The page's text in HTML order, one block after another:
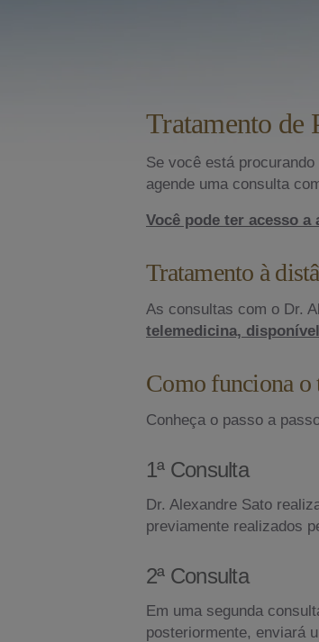
Tratamento de
Se você está procurando
agende uma consulta
Você pode ter acesso
Tratamento à
As consultas com o Dr.
telemedicina,
Como funciona o
Conheça o passo a
1ª Consulta
Dr. Alexandre Sato
previamente realizados
2ª Consulta
Em uma segunda
posteriormente, enviará